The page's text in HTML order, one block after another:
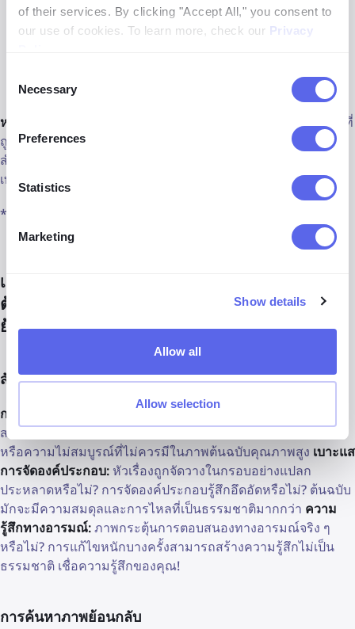
of their services. By clicking "Accept All," you consent to
our use of cookies. To learn more, check our Privacy
Selection
Necessary
Preferences
Statistics
Marketing
Show details
Allow all
Allow selection
สำหรับผลลัพธ์การค้นหาที่ดีที่สุด เลือกหมวดหมู่ที่เกี่ยวข้อง
ในกรณีนี้ พิจารณาการกรอง "คน" หรือ "สำเนา" เพราะทั้งสอง
แตะที่ภาพที่ตรงกันเพื่อไปยังเว็บไซต์ที่มันปรากฏ
หมวดหมู่คนใน lenso
เป็นเครื่องมือที่ให้คุณมองหาหน้าของคุณที่
ถูกโพสต์โดยแหล่งต่าง ๆ ไม่ว่าจะถูกแก้ไขหรือไม่ การค้นหา
สำเนานั้นดีเมื่อคุณมองหาภาพที่แน่นอนแต่ถูกแก้ไข มันยังใช้
เทคโนโลยีการจดจำใบหน้าเพื่อผลลัพธ์ที่ดีที่สุด*
*มีในบางภูมิภาค
เคล็ดลับและเทคนิค - วิธีการบอกว่าอันไหนคือ
ต้นฉบับด้วยการใช้สัญชาตญาณและการค้นหาภาพ
ย้อนกลับ?
สัญชาตญาณ: ตัวกรองแรก
การตรวจสอบคุณภาพ:
บ่อยครั้ง การแก้ไขสามารถนำความไม่
สม่ำเสมอเข้ามาได้ มองหาพื้นที่ที่เบลอ แสงที่ไม่เป็นธรรมชาติ
หรือความไม่สมบูรณ์ที่ไม่ควรมีในภาพต้นฉบับคุณภาพสูง เบาะแส
การจัดองค์ประกอบ:หัวเรื่องถูกจัดวางในกรอบอย่างแปลก
ประหลาดหรือไม่? การจัดองค์ประกอบรู้สึกอึดอัดหรือไม่? ต้นฉบับ
มักจะมีความสมดุลและการไหลที่เป็นธรรมชาติมากกว่า ความ
รู้สึกทางอารมณ์:ภาพกระตุ้นการตอบสนองทางอารมณ์จริง ๆ
หรือไม่? การแก้ไขหนักบางครั้งสามารถสร้างความรู้สึกไม่เป็น
ธรรมชาติ เชื่อความรู้สึกของคุณ!
การค้นหาภาพย้อนกลับ